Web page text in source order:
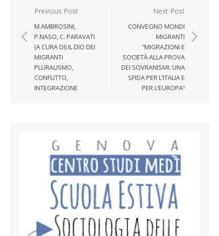
Post navigation
Previous Post
M.AMBROSINI,
P.NASO, C. PARAVATI
(A CURA DI) IL DIO DEI
MIGRANTI
PLURALISMO,
CONFLITTO,
INTEGRAZIONE
Next Post
CONVEGNO MONDI
MIGRANTI
“MIGRAZIONI E
SOCIETÀ ALLA PROVA
DEI SOVRANISMI: UNA
SFIDA PER L’ITALIA E
PER L’EUROPA”